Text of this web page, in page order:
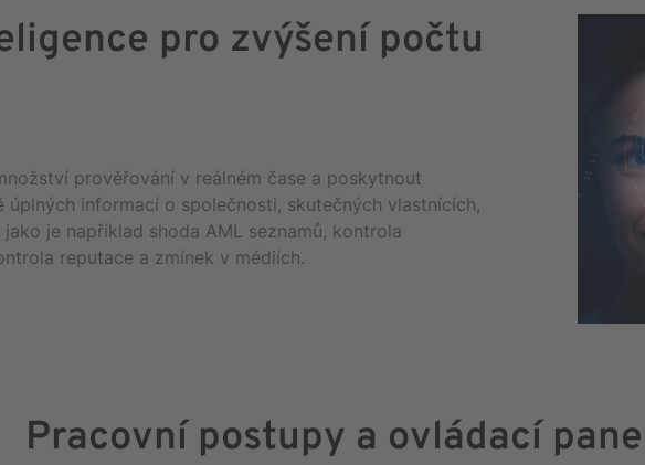
pro zvýšení počtu
prověřování v reálném čase a poskytnout
informací o společnosti, skutečných vlastnících,
je například shoda AML seznamů, kontrola
reputace a zmínek v médiích.
Pracovní postupy a ovládací